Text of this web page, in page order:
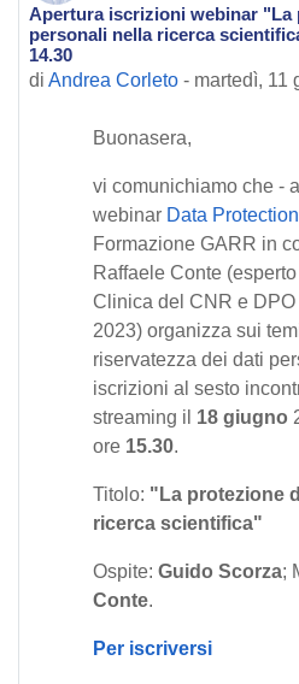
Apertura iscrizioni webinar "La
personali nella ricerca
14.30
di Andrea Corleto - martedì, 11
Numero di risposte: 0
Buonasera,
vi comunichiamo che -
webinar Data
Formazione GARR in
Raffaele Conte
Clinica del CNR e DPO
2023) organizza sui
riservatezza dei dati
iscrizioni al sesto
streaming il 18 giugno
ore 15.30.
Titolo: "La protezione
ricerca scientifica"
Ospite: Guido Scorza;
Conte.
Per iscriversi